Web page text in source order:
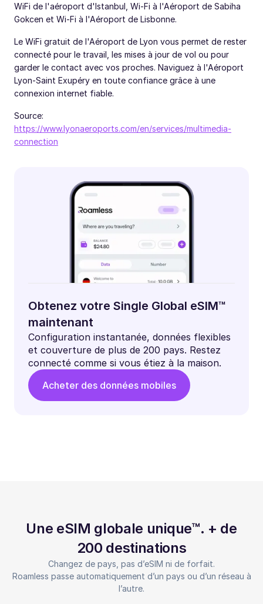
WiFi de l'aéroport d'Istanbul, Wi-Fi à l'Aéroport de Sabiha
Gokcen et Wi-Fi à l'Aéroport de Lisbonne.
Le WiFi gratuit de l'Aéroport de Lyon vous permet de rester
connecté pour le travail, les mises à jour de vol ou pour
garder le contact avec vos proches. Naviguez à l'Aéroport
Lyon-Saint Exupéry en toute confiance grâce à une
connexion internet fiable.
Source:
https://www.lyonaeroports.com/en/services/multimedia-
connection
Obtenez votre Single Global eSIM™
maintenant
Configuration instantanée, données flexibles
et couverture de plus de 200 pays. Restez
connecté comme si vous étiez à la maison.
Acheter des données mobiles
Une eSIM globale unique™. + de
200 destinations
Changez de pays, pas d’eSIM ni de forfait.
Roamless passe automatiquement d’un pays ou d’un réseau à
l’autre.